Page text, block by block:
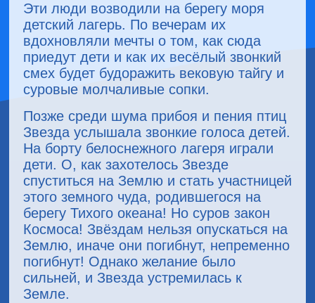
Эти люди возводили на берегу моря
детский лагерь. По вечерам их
вдохновляли мечты о том, как сюда
приедут дети и как их весёлый звонкий
смех будет будоражить вековую тайгу и
суровые молчаливые сопки.
Позже среди шума прибоя и пения птиц
Звезда услышала звонкие голоса детей.
На борту белоснежного лагеря играли
дети. О, как захотелось Звезде
спуститься на Землю и стать участницей
этого земного чуда, родившегося на
берегу Тихого океана! Но суров закон
Космоса! Звёздам нельзя опускаться на
Землю, иначе они погибнут, непременно
погибнут! Однако желание было
сильней, и Звезда устремилась к
Земле.